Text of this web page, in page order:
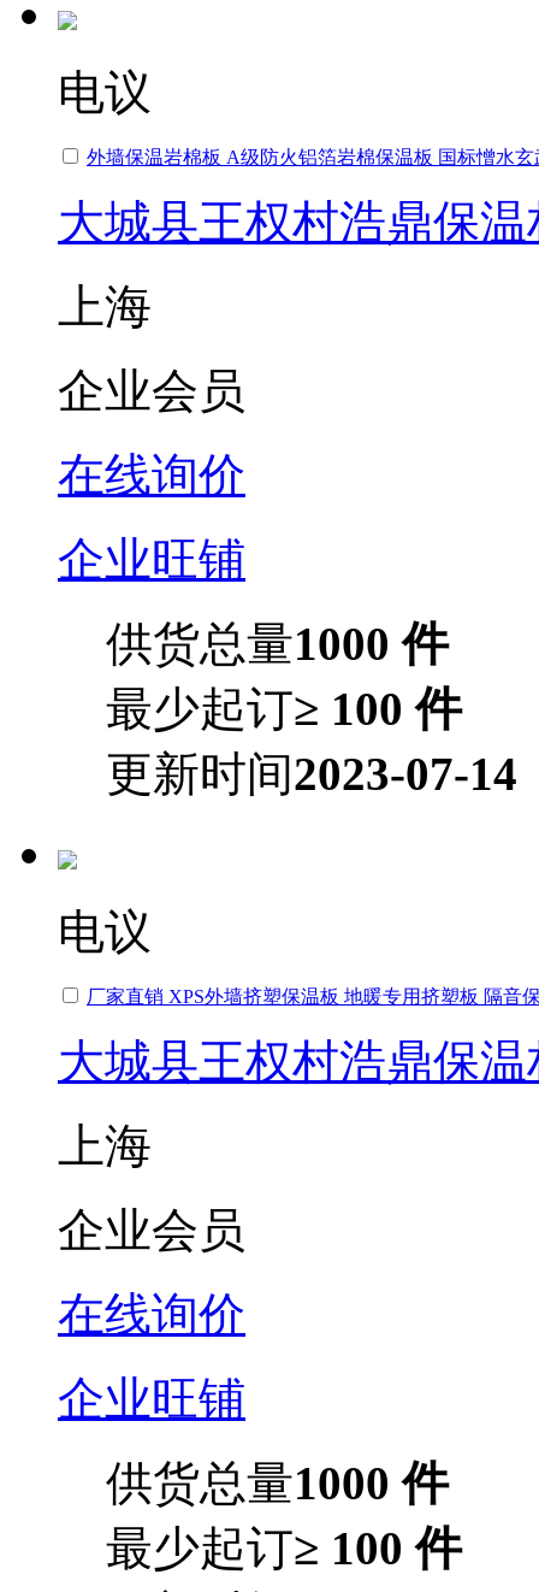
电议
外墙保温岩棉板 A级防火铝箔岩棉保温板 国标憎水
大城县王权村浩鼎保
上海
企业会员
在线询价
企业旺铺
供货总量1000 件
最少起订≥ 100 件
更新时间2023-07-14
电议
厂家直销 XPS外墙挤塑保温板 地暖专用挤塑板 隔音
大城县王权村浩鼎保
上海
企业会员
在线询价
企业旺铺
供货总量1000 件
最少起订≥ 100 件